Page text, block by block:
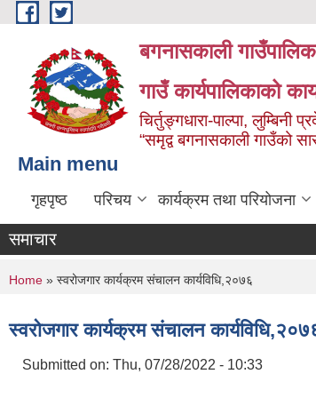
Skip to main content
बगनासकाली
गाउँ कार्यपालिकाको
चिर्तुङ्गधारा-पाल्पा, लुम्बिनी
“समृद्व बगनासकाली गाउँको
Main menu
गृहपृष्ठ परिचय कार्यक्रम तथा परियोजना
समाचार
You are here
Home » स्वरोजगार कार्यक्रम संचालन कार्यविधि,२०७६
स्वरोजगार कार्यक्रम संचालन
Submitted on: Thu, 07/28/2022 - 10:33